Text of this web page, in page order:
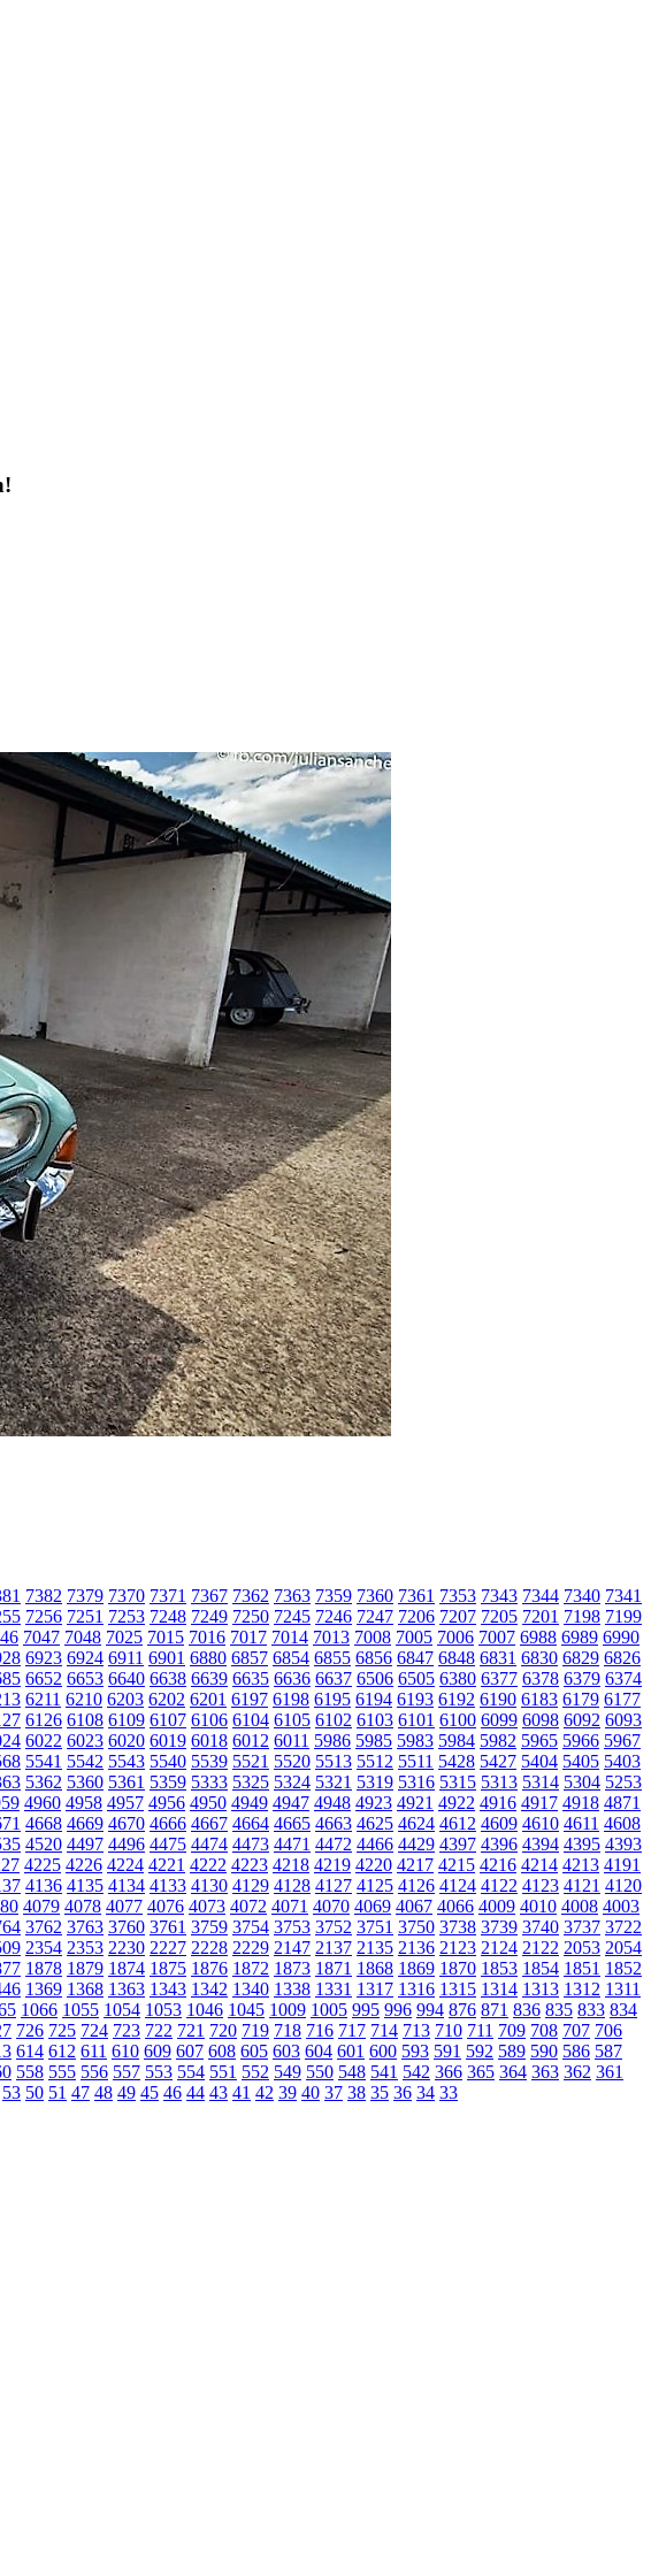
7382 7379 7370 7371 7367 7362 7363 7359 7360 7361 7353 7343 7344 7340 7341
7256 7251 7253 7248 7249 7250 7245 7246 7247 7206 7207 7205 7201 7198 7199
7047 7048 7025 7015 7016 7017 7014 7013 7008 7005 7006 7007 6988 6989 6990
6923 6924 6911 6901 6880 6857 6854 6855 6856 6847 6848 6831 6830 6829 6826
6652 6653 6640 6638 6639 6635 6636 6637 6506 6505 6380 6377 6378 6379 6374
6211 6210 6203 6202 6201 6197 6198 6195 6194 6193 6192 6190 6183 6179 6177
6126 6108 6109 6107 6106 6104 6105 6102 6103 6101 6100 6099 6098 6092 6093
6022 6023 6020 6019 6018 6012 6011 5986 5985 5983 5984 5982 5965 5966 5967
5541 5542 5543 5540 5539 5521 5520 5513 5512 5511 5428 5427 5404 5405 5403
5362 5360 5361 5359 5333 5325 5324 5321 5319 5316 5315 5313 5314 5304 5253
4960 4958 4957 4956 4950 4949 4947 4948 4923 4921 4922 4916 4917 4918 4871
4668 4669 4670 4666 4667 4664 4665 4663 4625 4624 4612 4609 4610 4611 4608
4520 4497 4496 4475 4474 4473 4471 4472 4466 4429 4397 4396 4394 4395 4393
4225 4226 4224 4221 4222 4223 4218 4219 4220 4217 4215 4216 4214 4213 4191
4136 4135 4134 4133 4130 4129 4128 4127 4125 4126 4124 4122 4123 4121 4120
4079 4078 4077 4076 4073 4072 4071 4070 4069 4067 4066 4009 4010 4008 4003
3762 3763 3760 3761 3759 3754 3753 3752 3751 3750 3738 3739 3740 3737 3722
2354 2353 2230 2227 2228 2229 2147 2137 2135 2136 2123 2124 2122 2053 2054
1878 1879 1874 1875 1876 1872 1873 1871 1868 1869 1870 1853 1854 1851 1852
1369 1368 1363 1343 1342 1340 1338 1331 1317 1316 1315 1314 1313 1312 1311
1066 1055 1054 1053 1046 1045 1009 1005 995 996 994 876 871 836 835 833 834
726 725 724 723 722 721 720 719 718 716 717 714 713 710 711 709 708 707 706
614 612 611 610 609 607 608 605 603 604 601 600 593 591 592 589 590 586 587
558 555 556 557 553 554 551 552 549 550 548 541 542 366 365 364 363 362 361
53 50 51 47 48 49 45 46 44 43 41 42 39 40 37 38 35 36 34 33